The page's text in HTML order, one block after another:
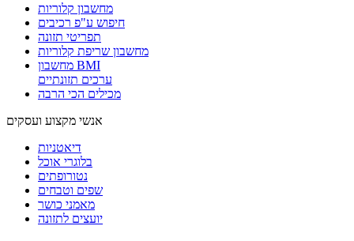
מחשבון קלוריות
חיפוש ע"פ רכיבים
תפריטי תזונה
מחשבון שריפת קלוריות
מחשבון BMI
ערכים תזונתיים
מכילים הכי הרבה
אנשי מקצוע ועסקים
דיאטניות
בלוגרי אוכל
נטורופתים
שפים וטבחים
מאמני כושר
יועצים לתזונה